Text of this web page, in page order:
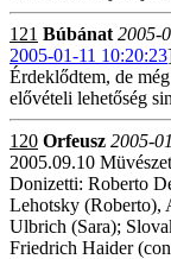
121 Búbánat 2005-
2005-01-11 10:20:23
Érdeklődtem, de
elővételi lehetőség
120 Orfeusz 2005-
2005.09.10
Donizetti: Roberto
Lehotsky (Roberto),
Ulbrich (Sara);
Friedrich Haider